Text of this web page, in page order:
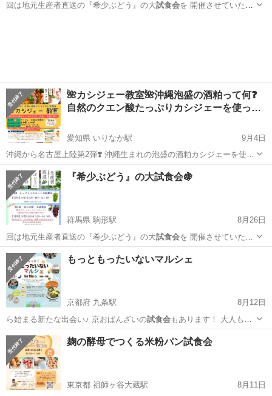
回は地元生産者直送の『希少ぶどう』の大試食会を 開催させていただ
🌺カシジェー教室🌺沖縄泡盛の酒粕って何❓
自然のクエン酸たっぷりカシジェーを使っ…
愛知県 いりなか駅
9月4日
沖縄から名古屋上陸第2弾❣️ 沖縄生まれの泡盛の酒粕カシジェーを使っ
た料理が味わえ、カシジェーの歴史も学べるお料理教室です。 元CAの
カシジェーの女王直伝のレシピ‼️出版もされていますのでお楽しみに。
🌟1部→10時〜...
愛知 名古屋市 いりなか駅 ワークショップ
『希少ぶどう』の大試食会🍇
群馬県 駒形駅
8月26日
回は地元生産者直送の『希少ぶどう』の大試食会を 開催させていただ
きます！ 【日時…
群馬 前橋市 駒形駅 フリーマーケット
もっともったいないマルシェ
京都府 九条駅
8月12日
ら始まる新たな出会い♪ 京おばんざいの試食会もあります！ 大人も子
どもも、ゆったり…
京都 京都市 九条駅 地域/お祭り マルシェ
麹の酵母でつくる米粉パン試食会
東京都 祖師ヶ谷大蔵駅
8月11日